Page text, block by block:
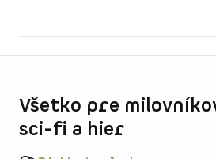
Všetko pre
sci-fi a hier